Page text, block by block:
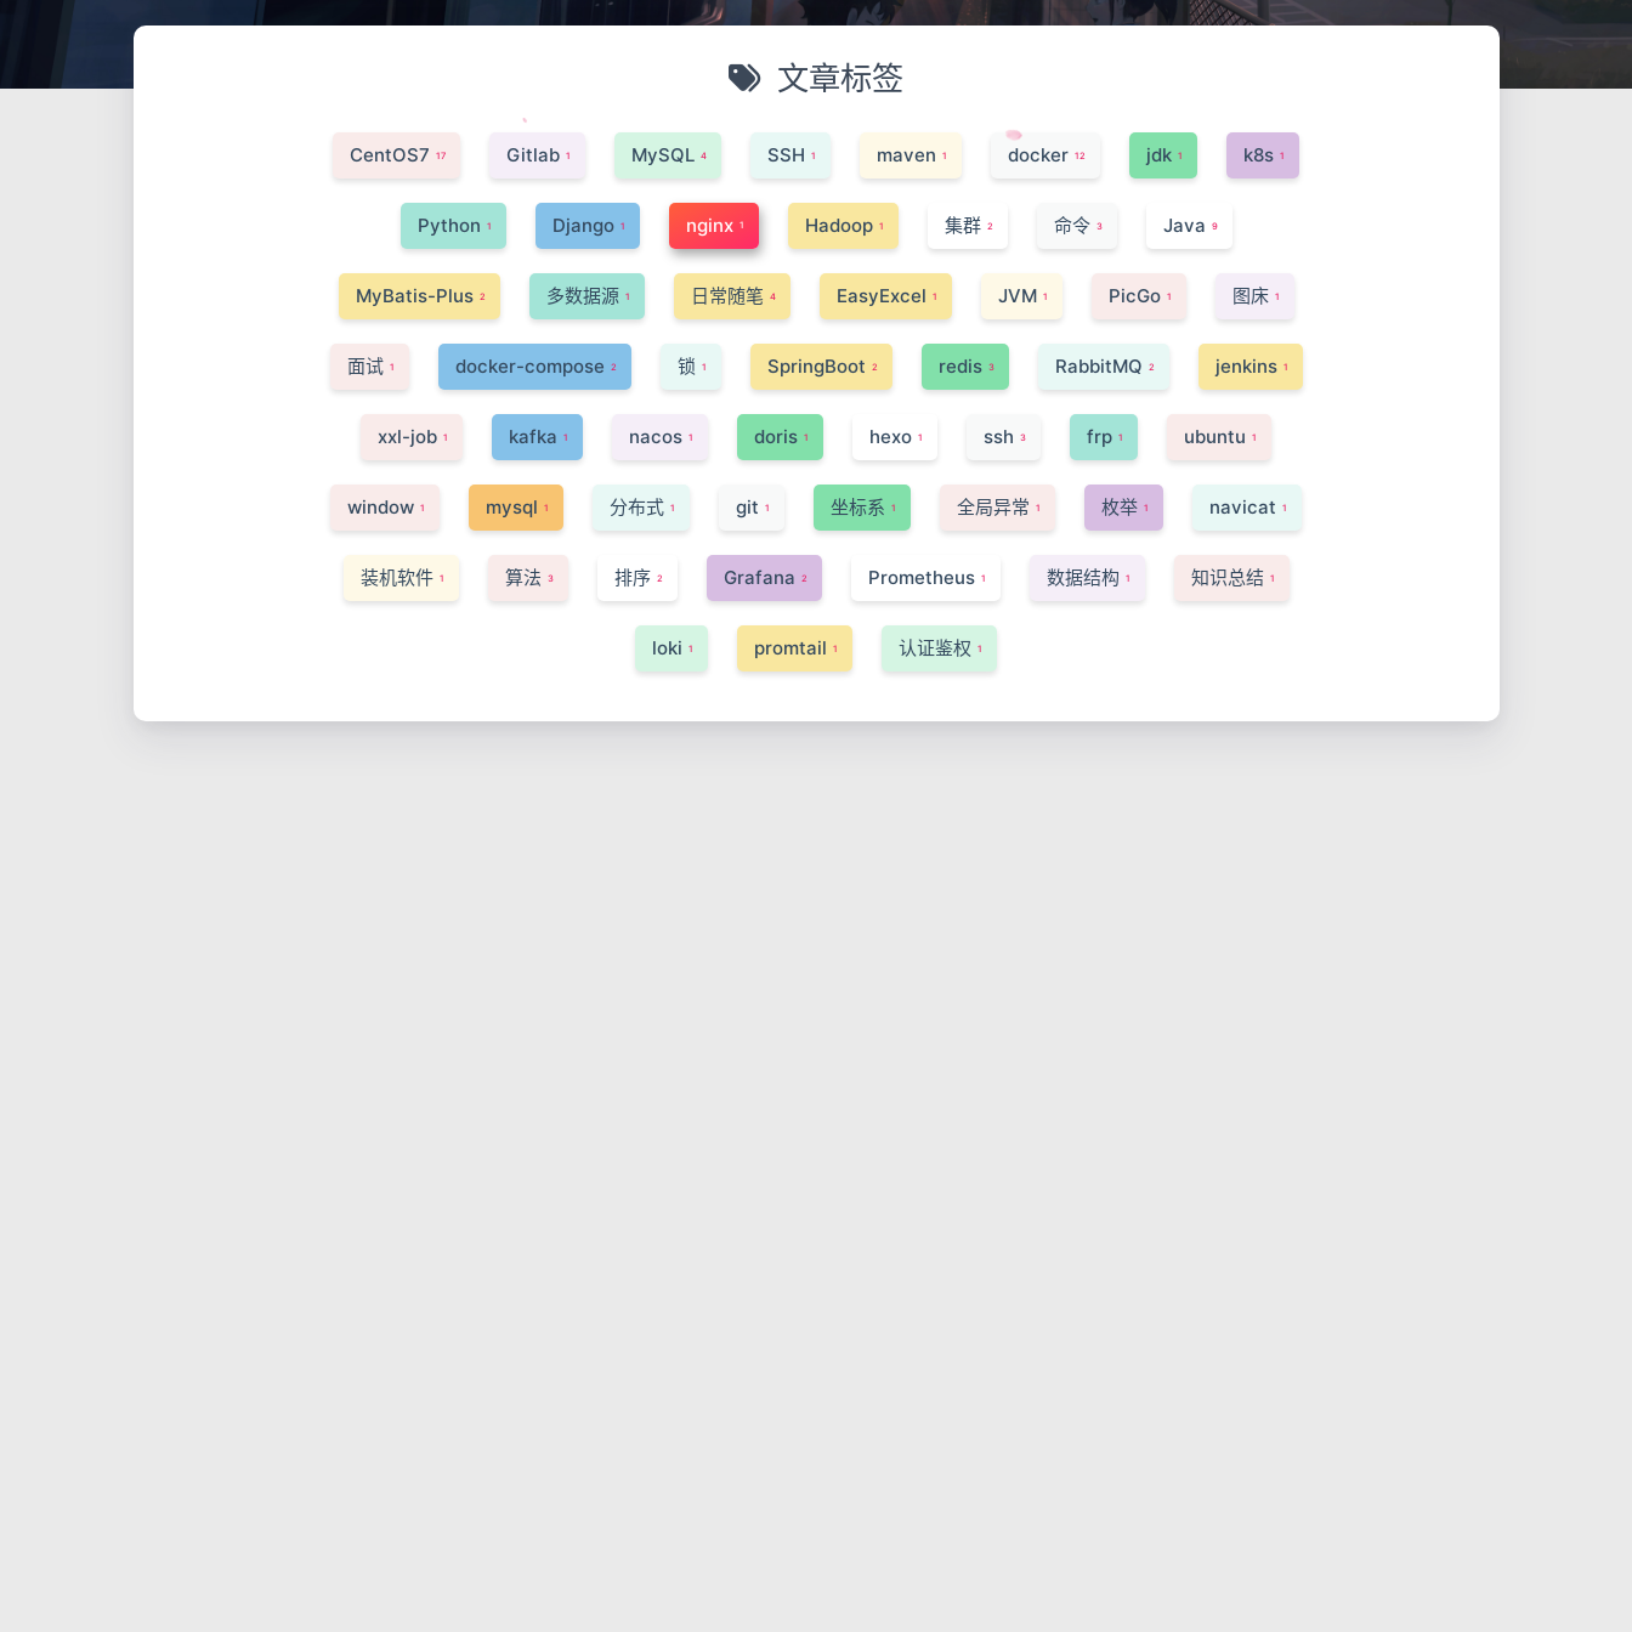
文章标签
CentOS7 17 Gitlab 1 MySQL 4 SSH 1 maven 1 docker 12 jdk 1 k8s 1
Python 1 Django 1 nginx 1 Hadoop 1 集群 2 命令 3 Java 9
MyBatis-Plus 2 多数据源 1 日常随笔 4 EasyExcel 1 JVM 1 PicGo 1 图床 1
面试 1 docker-compose 2 锁 1 SpringBoot 2 redis 3 RabbitMQ 2 jenkins 1
xxl-job 1 kafka 1 nacos 1 doris 1 hexo 1 ssh 3 frp 1 ubuntu 1
window 1 mysql 1 分布式 1 git 1 坐标系 1 全局异常 1 枚举 1 navicat 1
装机软件 1 算法 3 排序 2 Grafana 2 Prometheus 1 数据结构 1 知识总结 1
loki 1 promtail 1 认证鉴权 1